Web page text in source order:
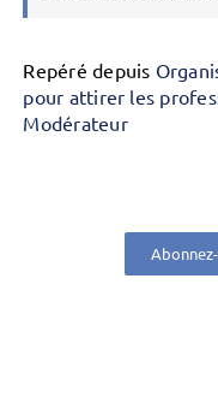
Repéré depuis
pour attirer les
Modérateur